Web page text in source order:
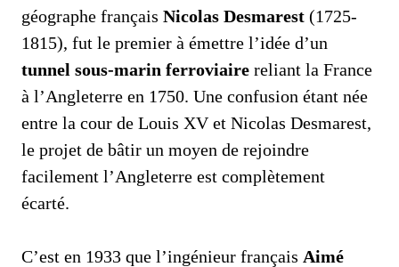
géographe français Nicolas Desmarest (1725-
1815), fut le premier à émettre l’idée d’un
tunnel sous-marin ferroviaire reliant la France
à l’Angleterre en 1750. Une confusion étant née
entre la cour de Louis XV et Nicolas Desmarest,
le projet de bâtir un moyen de rejoindre
facilement l’Angleterre est complètement
écarté.
C’est en 1933 que l’ingénieur français Aimé